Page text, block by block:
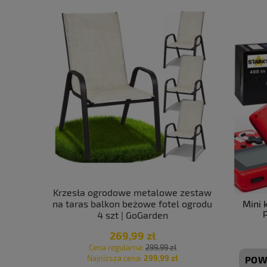
Krzesła ogrodowe metalowe zestaw
na taras balkon beżowe fotel ogrodu
4 szt | GoGarden
269,99 zł
Cena regularna: 299,99 zł
Najniższa cena: 299,99 zł
Krzesła
balkon
Mini